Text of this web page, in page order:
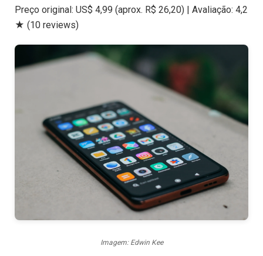
Preço original: US$ 4,99 (aprox. R$ 26,20) | Avaliação: 4,2
★ (10 reviews)
Imagem: Edwin Kee